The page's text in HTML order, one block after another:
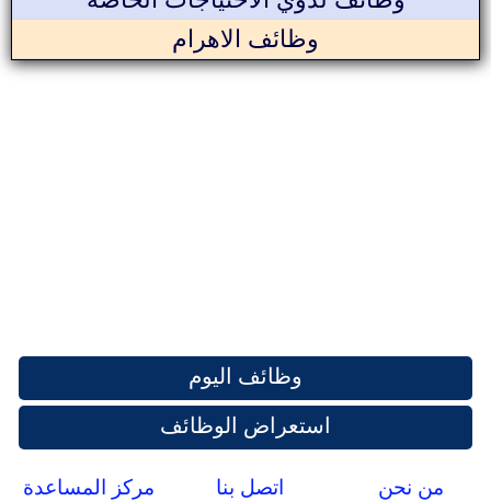
وظائف الاهرام
وظائف اليوم
استعراض الوظائف
من نحن اتصل بنا مركز المساعدة